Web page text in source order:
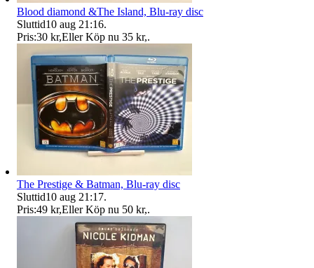
Blood diamond &The Island, Blu-ray disc
Sluttid10 aug 21:16.
Pris:30 kr,Eller Köp nu 35 kr,.
The Prestige & Batman, Blu-ray disc
Sluttid10 aug 21:17.
Pris:49 kr,Eller Köp nu 50 kr,.